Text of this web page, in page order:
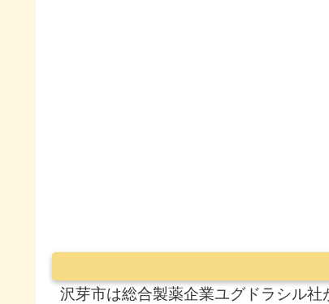
沢芽市は総合製薬企業ユグドラシル